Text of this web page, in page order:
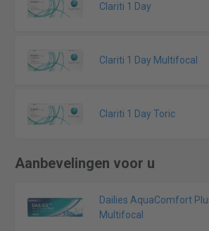
Clariti 1 Day
Clariti 1 Day Multifocal
Clariti 1 Day Toric
Aanbevelingen voor u
Dailies AquaComfort
Multifocal